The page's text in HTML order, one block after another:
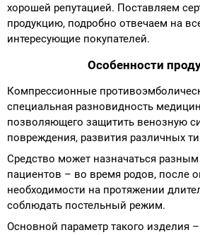
хорошей репутацией. Поставляем
продукцию, подробно отвечаем на
интересующие покупателей.
Особенности
Компрессионные
специальная разновидность
позволяющего защитить венозную
повреждения, развития различных
Средство может назначаться разным
пациентов – во время родов, после
необходимости на протяжении
соблюдать постельный режим.
Основной параметр такого изделия
Аппараты на суставы
Санитарные приспособления для
Противопролежневые матрасы,
для ЛФК
Одежда ортопедическая
инвалидов